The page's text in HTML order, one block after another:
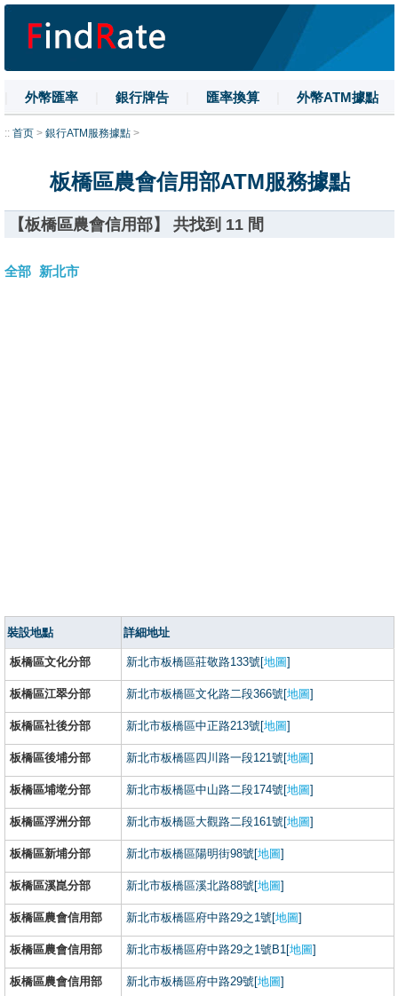
外幣匯率 銀行牌告 匯率換算 外幣ATM據點
| 名詞解釋 | 換匯技巧
:: 首页 > 銀行ATM服務據點 >
板橋區農會信用部ATM服務據點
【板橋區農會信用部】 共找到 11 間
全部 新北市
裝設地點 詳細地址
板橋區文化分部 新北市板橋區莊敬路133號[地圖]
板橋區江翠分部 新北市板橋區文化路二段366號[地圖]
板橋區社後分部 新北市板橋區中正路213號[地圖]
板橋區後埔分部 新北市板橋區四川路一段121號[地圖]
板橋區埔墘分部 新北市板橋區中山路二段174號[地圖]
板橋區浮洲分部 新北市板橋區大觀路二段161號[地圖]
板橋區新埔分部 新北市板橋區陽明街98號[地圖]
板橋區溪崑分部 新北市板橋區溪北路88號[地圖]
板橋區農會信用部 新北市板橋區府中路29之1號[地圖]
板橋區農會信用部 新北市板橋區府中路29之1號B1[地圖]
板橋區農會信用部 新北市板橋區府中路29號[地圖]